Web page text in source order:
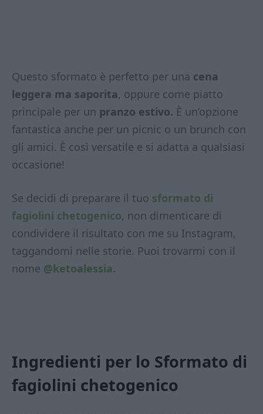
Questo sformato è perfetto per una cena
leggera ma saporita, oppure come piatto
principale per un pranzo estivo. È un’opzione
fantastica anche per un picnic o un brunch con
gli amici. È così versatile e si adatta a qualsiasi
occasione!
Se decidi di preparare il tuo sformato di
fagiolini chetogenico, non dimenticare di
condividere il risultato con me su Instagram,
taggandomi nelle storie. Puoi trovarmi con il
nome @ketoalessia.
Ingredienti per lo Sformato di
fagiolini chetogenico